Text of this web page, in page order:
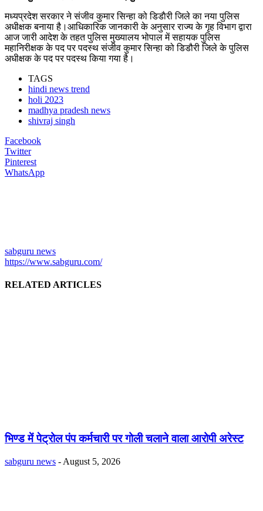
मध्यप्रदेश सरकार ने संजीव कुमार सिन्हा को डिडाैरी जिले का नया पुलिस
अधीक्षक बनाया है।आधिकारिक जानकारी के अनुसार राज्य के गृह विभाग द्वारा
आज जारी आदेश के तहत पुलिस मुख्यालय भोपाल में सहायक पुलिस
महानिरीक्षक के पद पर पदस्थ संजीव कुमार सिन्हा को डिडौरी जिले के पुलिस
अधीक्षक के पद पर पदस्थ किया गया है।
TAGS
hindi news trend
holi 2023
madhya pradesh news
shivraj singh
Facebook
Twitter
Pinterest
WhatsApp
sabguru news
https://www.sabguru.com/
RELATED ARTICLES
भिण्ड में पेट्रोल पंप कर्मचारी पर गोली चलाने वाला आरोपी अरेस्ट
sabguru news - August 5, 2026